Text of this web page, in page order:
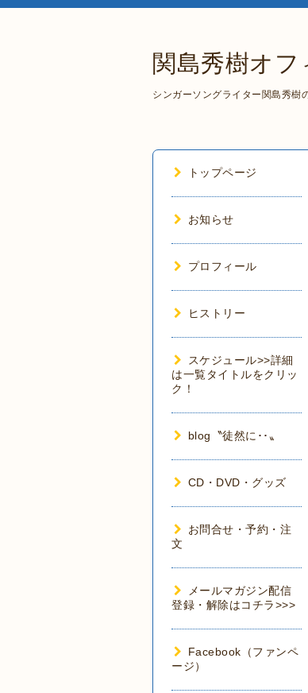
関島秀樹オフ
シンガーソングライター関島秀樹
トップページ
お知らせ
プロフィール
ヒストリー
スケジュール>>詳細
は一覧タイトルをクリッ
ク！
blog〝徒然に･･〟
CD・DVD・グッズ
お問合せ・予約・注
文
メールマガジン配信
登録・解除はコチラ>>>
Facebook（ファンペ
ージ）